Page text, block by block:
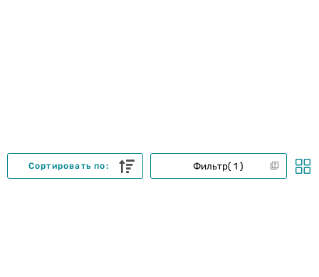
Фильтр 1
Сортировать по: